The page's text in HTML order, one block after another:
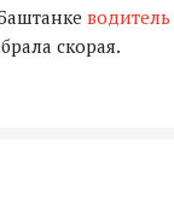
водитель
скорая.